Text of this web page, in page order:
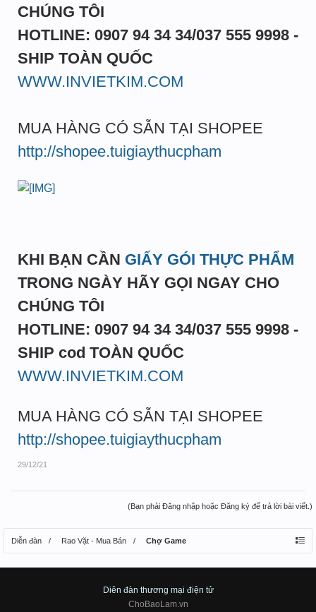
CHÚNG TÔI
HOTLINE: 0907 94 34 34/037 555 9998 -
SHIP TOÀN QUỐC
WWW.INVIETKIM.COM
MUA HÀNG CÓ SẴN TẠI SHOPEE
http://shopee.tuigiaythucpham
KHI BẠN CẦN GIẤY GÓI THỰC PHẨM
TRONG NGÀY HÃY GỌI NGAY CHO
CHÚNG TÔI
HOTLINE: 0907 94 34 34/037 555 9998 -
SHIP cod TOÀN QUỐC
WWW.INVIETKIM.COM
MUA HÀNG CÓ SẴN TẠI SHOPEE
http://shopee.tuigiaythucpham
29/12/21
(Bạn phải Đăng nhập hoặc Đăng ký để trả lời bài viết.)
Diễn đàn Rao Vặt - Mua Bán Chợ Game
Diên đàn thương mại điện tử
ChoBaoLam.vn